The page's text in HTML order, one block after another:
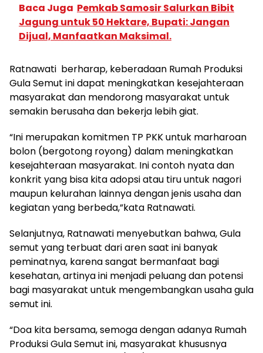
Baca Juga Pemkab Samosir Salurkan Bibit
Jagung untuk 50 Hektare, Bupati: Jangan
Dijual, Manfaatkan Maksimal.
Ratnawati berharap, keberadaan Rumah Produksi
Gula Semut ini dapat meningkatkan kesejahteraan
masyarakat dan mendorong masyarakat untuk
semakin berusaha dan bekerja lebih giat.
“Ini merupakan komitmen TP PKK untuk marharoan
bolon (bergotong royong) dalam meningkatkan
kesejahteraan masyarakat. Ini contoh nyata dan
konkrit yang bisa kita adopsi atau tiru untuk nagori
maupun kelurahan lainnya dengan jenis usaha dan
kegiatan yang berbeda,”kata Ratnawati.
Selanjutnya, Ratnawati menyebutkan bahwa, Gula
semut yang terbuat dari aren saat ini banyak
peminatnya, karena sangat bermanfaat bagi
kesehatan, artinya ini menjadi peluang dan potensi
bagi masyarakat untuk mengembangkan usaha gula
semut ini.
“Doa kita bersama, semoga dengan adanya Rumah
Produksi Gula Semut ini, masyarakat khususnya